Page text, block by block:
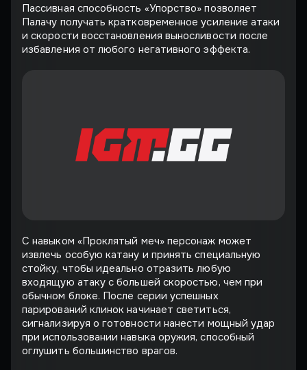
Пассивная способность «Упорство» позволяет
Палачу получать кратковременное усиление атаки
и скорости восстановления выносливости после
избавления от любого негативного эффекта.
С навыком «Проклятый меч» персонаж может
извлечь особую катану и принять специальную
стойку, чтобы идеально отразить любую
входящую атаку с большей скоростью, чем при
обычном блоке. После серии успешных
парирований клинок начинает светиться,
сигнализируя о готовности нанести мощный удар
при использовании навыка оружия, способный
оглушить большинство врагов.